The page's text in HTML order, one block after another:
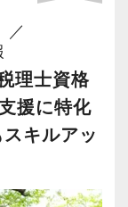
った業務を
きなやりが
せて成⻑し
いている会
とポテンシ
います。
した税理士
から大学教
しているの
ナミックな
字の会社、
の子会社、
に難易度が
／
理士資格
援に特化
キルアッ